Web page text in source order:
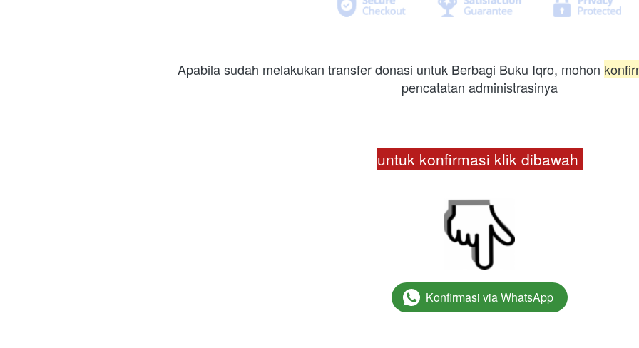
Apabila sudah melakukan transfer donasi untuk Berbagi Buku Iqro, mohon
pencatatan administrasinya
untuk konfirmasi klik dibawah
` Konfirmasi via WhatsApp